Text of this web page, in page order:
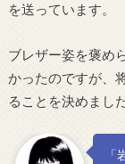
を送っています。
ブレザー姿を褒め
かったのですが、
ることを決めました